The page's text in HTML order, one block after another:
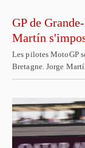
GP de
Martín
Les pilotes MotoGP
Bretagne. Jorge